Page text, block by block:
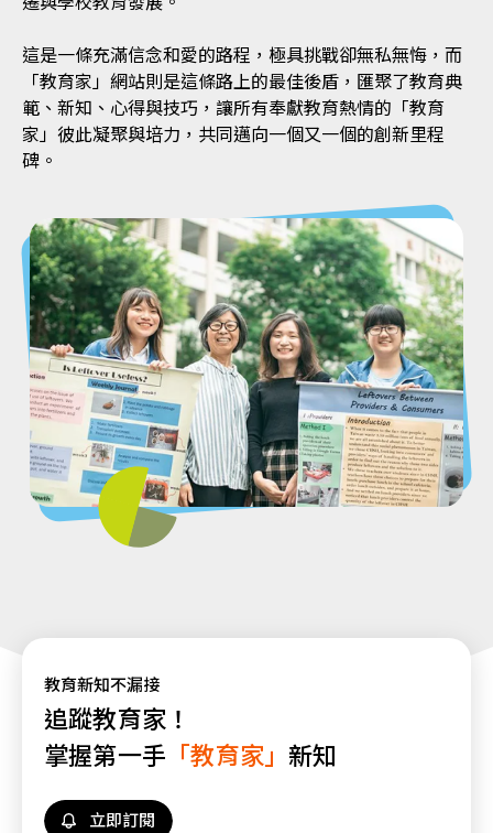
這是一條充滿信念和愛的路程，極具挑戰卻無私無悔，而
「教育家」網站則是這條路上的最佳後盾，匯聚了教育典
範、新知、心得與技巧，讓所有奉獻教育熱情的「教育
家」彼此凝聚與培力，共同邁向一個又一個的創新里程
碑。
教育新知不漏接
追蹤教育家！
掌握第一手 「教育家」 新知
立即訂閱